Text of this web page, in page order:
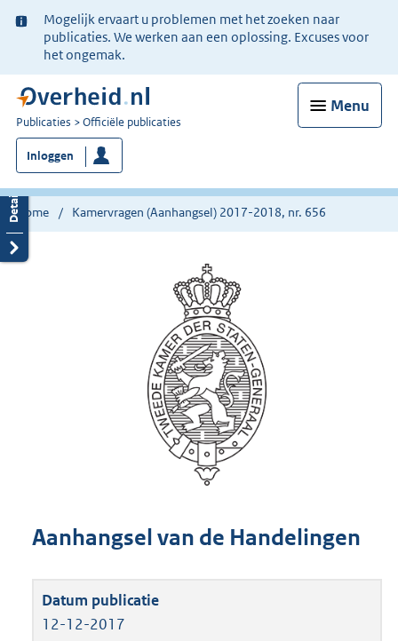
Ter
informatie:
Mogelijk ervaart u problemen met het zoeken naar
publicaties. We werken aan een oplossing. Excuses voor
het ongemak.
Menu
U
bent
nu
hier:
Publicaties Officiële publicaties
Inloggen
Home Kamervragen (Aanhangsel) 2017-2018, nr. 656
Aanhangsel van de Handelingen
12-12-2017